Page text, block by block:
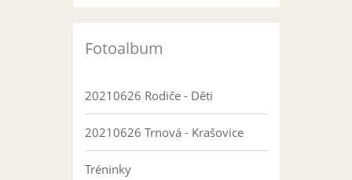
Fotoalbum
20210626 Rodiče - Děti
20210626 Trnová - Krašovice
Tréninky